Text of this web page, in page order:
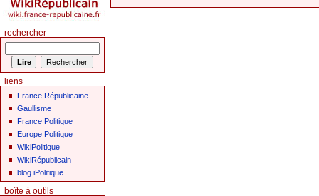
rechercher
liens
France Républicaine
Gaullisme
France Politique
Europe Politique
WikiPolitique
WikiRépublicain
blog iPolitique
boîte à outils